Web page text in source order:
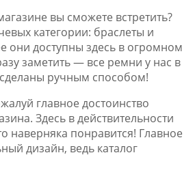
вы сможете встретить?
категории: браслеты и
они доступны здесь в огромном
заметить — все ремни у нас в
ручным способом!
главное достоинство
Здесь в действительности
наверняка понравится! Главное
дизайн, ведь каталог